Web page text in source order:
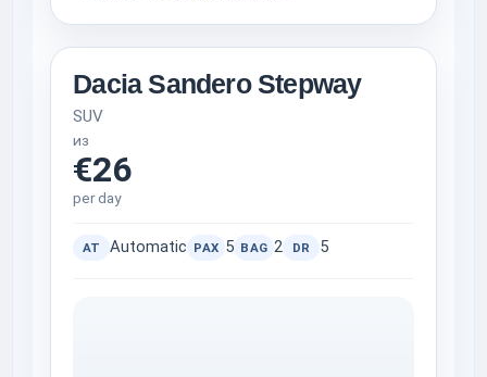
Dacia Sandero Stepway
SUV
из
€26
per day
AT Automatic PAX 5 BAG 2 DR 5